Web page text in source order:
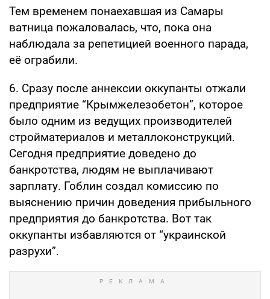
Тем временем понаехавшая из Самары
ватница пожаловалась, что, пока она
наблюдала за репетицией военного парада,
её ограбили.
6. Сразу после аннексии оккупанты отжали
предприятие “Крымжелезобетон”, которое
было одним из ведущих производителей
стройматериалов и металлоконструкций.
Сегодня предприятие доведено до
банкротства, людям не выплачивают
зарплату. Гоблин создал комиссию по
выяснению причин доведения прибыльного
предприятия до банкротства. Вот так
оккупанты избавляются от “украинской
разрухи”.